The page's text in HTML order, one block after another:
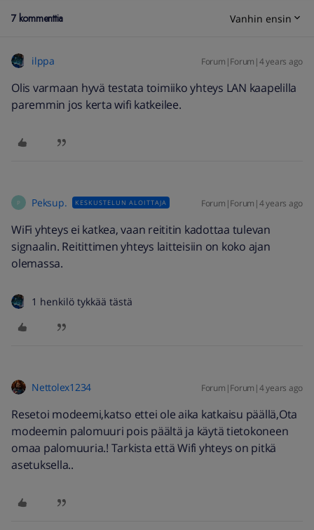
7 kommenttia Vanhin ensin
ilppa Forum|Forum|4 years ago
Olis varmaan hyvä testata toimiiko yhteys LAN kaapelilla
paremmin jos kerta wifi katkeilee.
P Peksup. KESKUSTELUN ALOITTAJA Forum|Forum|4 years ago
WiFi yhteys ei katkea, vaan reititin kadottaa tulevan
signaalin. Reitittimen yhteys laitteisiin on koko ajan
olemassa.
1 henkilö tykkää tästä
Nettolex1234 Forum|Forum|4 years ago
Resetoi modeemi,katso ettei ole aika katkaisu päällä,Ota
modeemin palomuuri pois päältä ja käytä tietokoneen
omaa palomuuria.! Tarkista että Wifi yhteys on pitkä
asetuksella..